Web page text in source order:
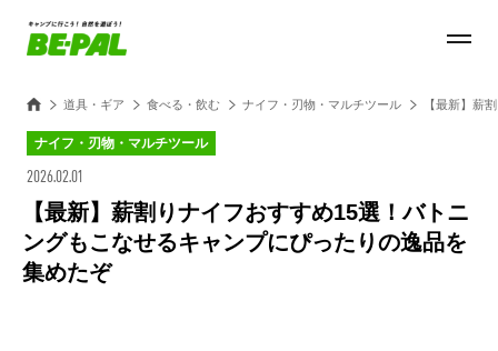
道具・ギア 食べる・飲む ナイフ・刃物・マルチツール 【最新】薪
ナイフ・刃物・マルチツール
2026.02.01
【最新】薪割りナイフおすすめ15選！バトニ
ングもこなせるキャンプにぴったりの逸品を
集めたぞ